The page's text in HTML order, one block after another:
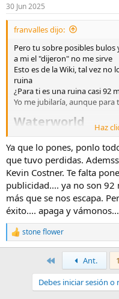
e
s
30 Jun 2025
franvalles dijo:
Pero tu sobre posibles bulos
a mi el "dijeron" no me sirve
Esto es de la Wiki, tal vez no
ruina
¿Para ti es una ruina casi 92
Yo me jubilaría, aunque para
Waterworld​
Presupuesto
Recaudación
Haz
Ya que lo pones, ponlo
que tuvo perdidas.
Kevin Costner. Te falta
publicidad.... ya no son
más que se nos escapa.
éxito.... apaga y vámonos...
R
e
stone flower
PrimeroAnt.
Debes iniciar sesión